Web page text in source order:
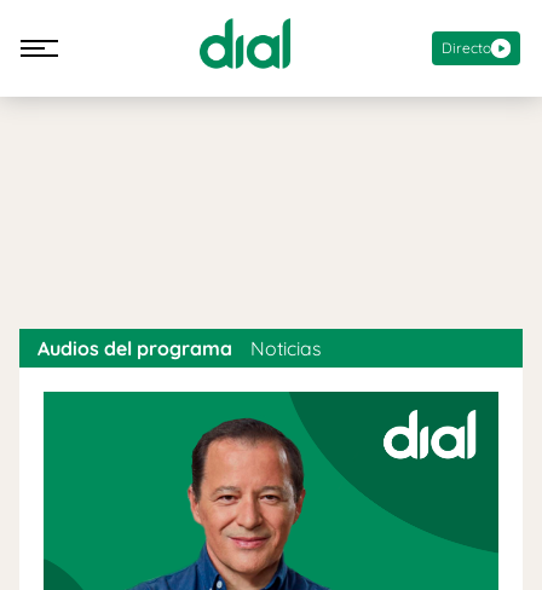
Directo
Audios del programa Noticias